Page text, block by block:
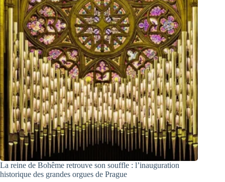
La reine de Bohême retrouve son souffle : l’inauguration
historique des grandes orgues de Prague